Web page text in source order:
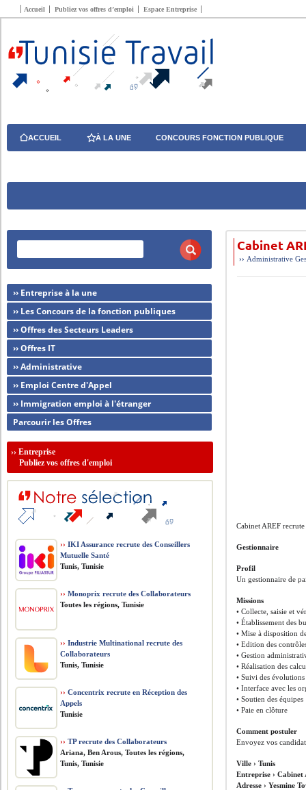
Accueil Publiez vos offres d’emploi Espace Entreprise
ACCUEIL À LA UNE CONCOURS FONCTION PUBLIQUE
Cabinet
›› Administrative
Cabinet AREF recrute
Gestionnaire
Profil
Un gestionnaire de
Missions
• Collecte, saisie et
• Établissement des
• Mise à disposition
• Edition des
• Gestion
• Réalisation des
• Suivi des
• Interface avec les
• Soutien des équipes
• Paie en clôture
Comment postuler
Envoyez vos
Ville ›Tunis
Entreprise ›Cabinet
Adresse ›Yesmine
›› Entreprise à la une
›› Les Concours de la fonction publiques
›› Offres des Secteurs Leaders
›› Offres IT
›› Administrative
›› Emploi Centre d'Appel
›› Immigration emploi à l'étranger
Parcourir les Offres
››Entreprise
Publiez vos offres d'emploi
›› IKI Assurance recrute des Conseillers
Mutuelle Santé
Tunis, Tunisie
›› Monoprix recrute des Collaborateurs
Toutes les régions, Tunisie
›› Industrie Multinational recrute des
Collaborateurs
Tunis, Tunisie
›› Concentrix recrute en Réception des
Appels
Tunisie
›› TP recrute des Collaborateurs
Ariana, Ben Arous, Toutes les régions,
Tunis, Tunisie